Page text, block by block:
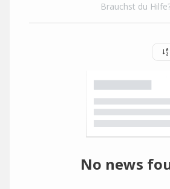
Brauchst du
No news